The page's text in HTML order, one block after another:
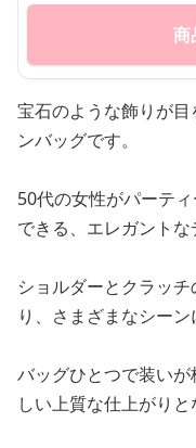
商
宝石のような飾りが
ンバッグです。
50代の女性がパーテ
できる、エレガントな
ショルダーとクラッ
り、さまざまなシーン
バッグひとつで装い
しい上質な仕上がりと